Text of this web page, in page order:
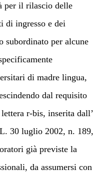
per il rilascio delle
di ingresso e dei
subordinato per alcune
di madre lingua,
dal requisito
r-bis, inserita dall’
30 luglio 2002, n. 189,
già previste la
da assumersi con